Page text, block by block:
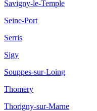
Savigny-le-Temple
Seine-Port
Serris
Sigy
Souppes-sur-Loing
Thomery
Thorigny-sur-Marne